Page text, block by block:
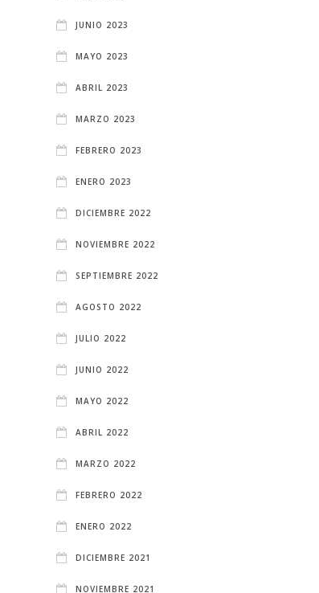
JUNIO 2023
MAYO 2023
ABRIL 2023
MARZO 2023
FEBRERO 2023
ENERO 2023
DICIEMBRE 2022
NOVIEMBRE 2022
SEPTIEMBRE 2022
AGOSTO 2022
JULIO 2022
JUNIO 2022
MAYO 2022
ABRIL 2022
MARZO 2022
FEBRERO 2022
ENERO 2022
DICIEMBRE 2021
NOVIEMBRE 2021